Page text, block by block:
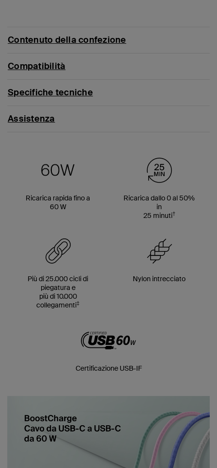
Contenuto della confezione
Compatibilità
Specifiche tecniche
Assistenza
Ricarica rapida fino a
60 W
Ricarica dallo 0 al 50%
in
25 minuti†
Più di 25.000 cicli di
piegatura e
più di 10.000
collegamenti‡
Nylon intrecciato
Certificazione USB-IF